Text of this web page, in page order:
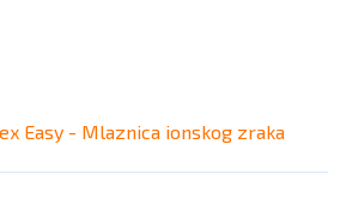
Easy - Mlaznica ionskog zraka